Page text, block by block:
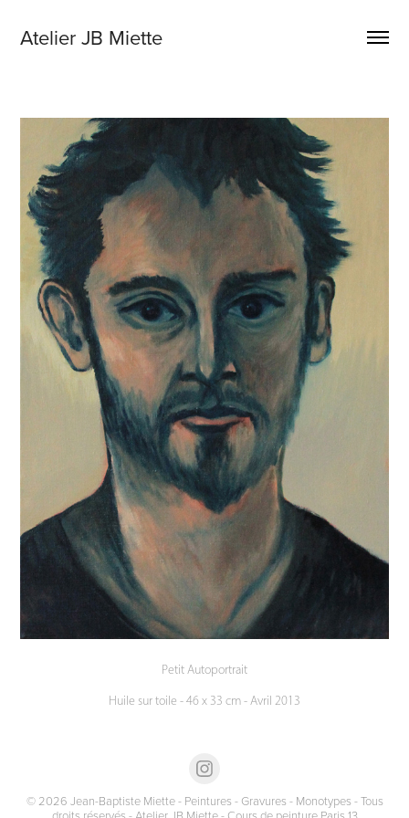
Atelier JB Miette
Petit Autoportrait
Huile sur toile - 46 x 33 cm - Avril 2013
© 2026 Jean-Baptiste Miette - Peintures - Gravures - Monotypes - Tous